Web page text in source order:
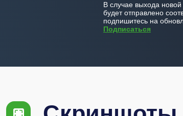
В случае выхода
будет отправлено
подпишитесь на
Подписаться